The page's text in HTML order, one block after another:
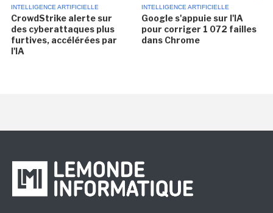
INTELLIGENCE ARTIFICIELLE
CrowdStrike alerte sur
des cyberattaques plus
furtives, accélérées par
l'IA
INTELLIGENCE ARTIFICIELLE
Google s'appuie sur l'IA
pour corriger 1 072 failles
dans Chrome